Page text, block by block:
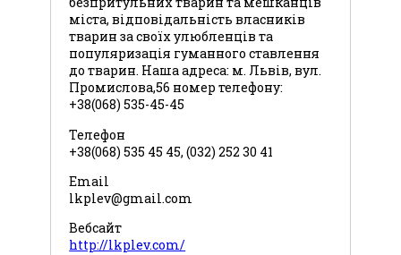
міста, відповідальність власників
тварин за своїх улюбленців та
популяризація гуманного ставлення
до тварин. Наша адреса: м. Львів, вул.
Промислова,56 номер телефону:
+38(068) 535-45-45
Телефон
+38(068) 535 45 45, (032) 252 30 41
Email
lkplev@gmail.com
Вебсайт
http://lkplev.com/